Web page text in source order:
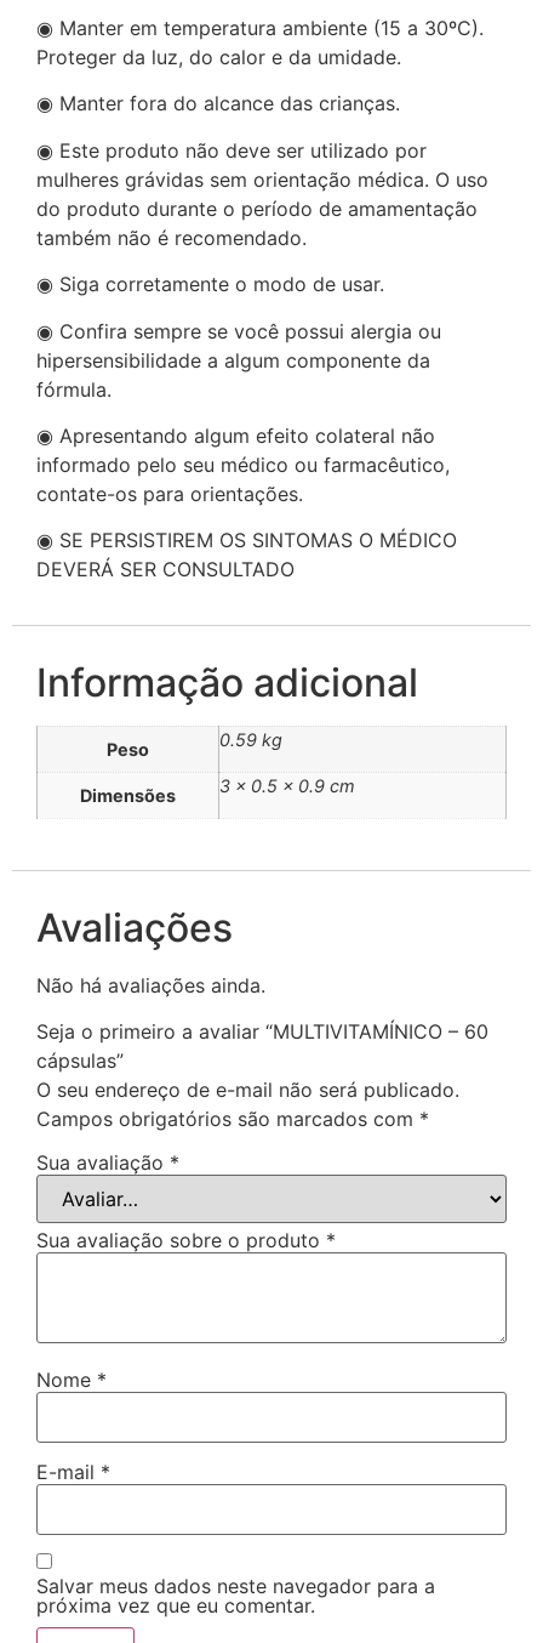
◉ Manter em temperatura ambiente (15 a 30ºC).
Proteger da luz, do calor e da umidade.
◉ Manter fora do alcance das crianças.
◉ Este produto não deve ser utilizado por
mulheres grávidas sem orientação médica. O uso
do produto durante o período de amamentação
também não é recomendado.
◉ Siga corretamente o modo de usar.
◉ Confira sempre se você possui alergia ou
hipersensibilidade a algum componente da
fórmula.
◉ Apresentando algum efeito colateral não
informado pelo seu médico ou farmacêutico,
contate-os para orientações.
◉ SE PERSISTIREM OS SINTOMAS O MÉDICO
DEVERÁ SER CONSULTADO
Informação adicional
Peso 0.59 kg
Dimensões 3 × 0.5 × 0.9 cm
Avaliações
Não há avaliações ainda.
Seja o primeiro a avaliar “MULTIVITAMÍNICO – 60
cápsulas”
O seu endereço de e-mail não será publicado.
Campos obrigatórios são marcados com *
Sua avaliação *
Sua avaliação sobre o produto *
Nome *
E-mail *
Salvar meus dados neste navegador para a
próxima vez que eu comentar.